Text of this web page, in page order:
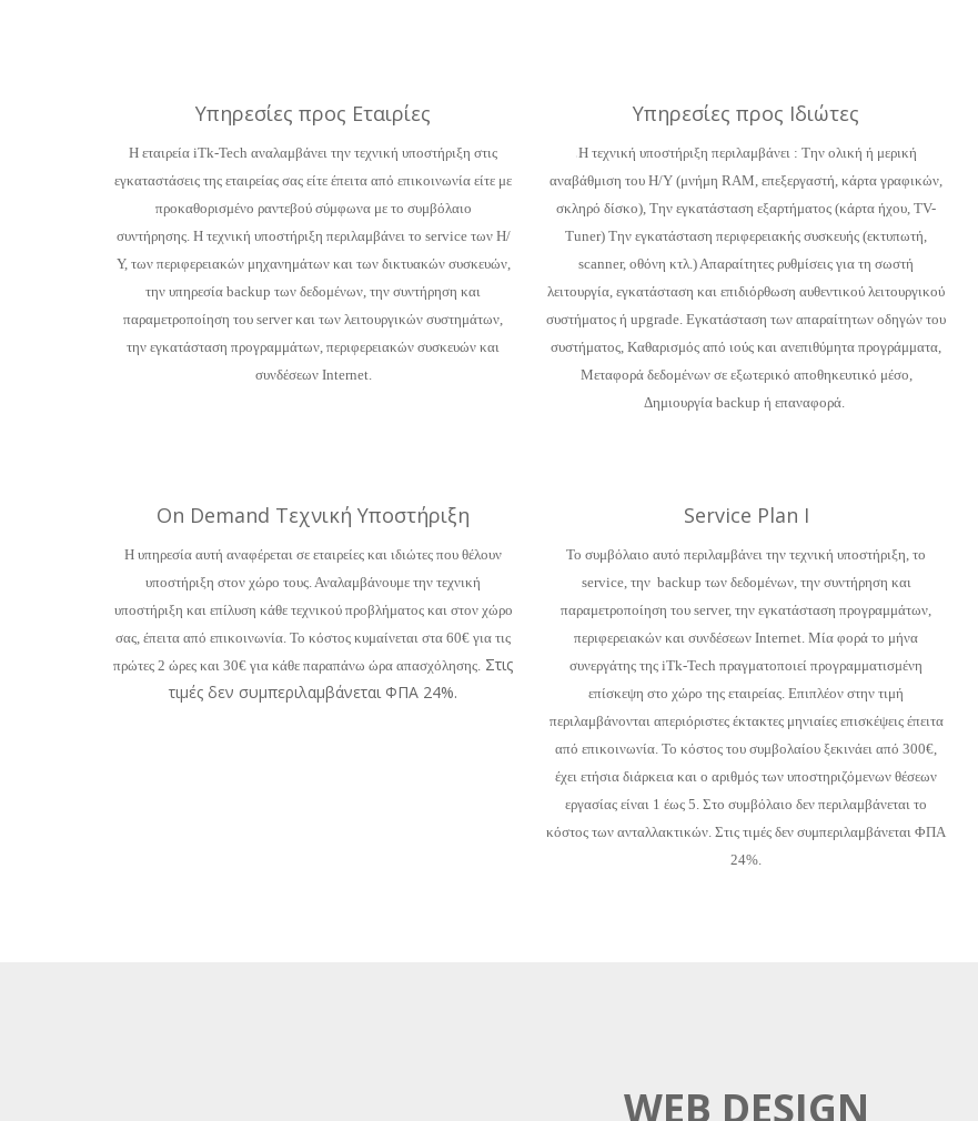
Υπηρεσίες προς Εταιρίες
Η εταιρεία iTk-Tech αναλαμβάνει την τεχνική υποστήριξη στις
εγκαταστάσεις της εταιρείας σας είτε έπειτα από επικοινωνία είτε με
προκαθορισμένο ραντεβού σύμφωνα με το συμβόλαιο
συντήρησης. Η τεχνική υποστήριξη περιλαμβάνει το service των Η/
Υ, των περιφερειακών μηχανημάτων και των δικτυακών συσκευών,
την υπηρεσία backup των δεδομένων, την συντήρηση και
παραμετροποίηση του server και των λειτουργικών συστημάτων,
την εγκατάσταση προγραμμάτων, περιφερειακών συσκευών και
συνδέσεων Internet.
Υπηρεσίες προς Ιδιώτες
.Η τεχνική υποστήριξη περιλαμβάνει : Την ολική ή μερική
αναβάθμιση του Η/Υ (μνήμη RAM, επεξεργαστή, κάρτα γραφικών,
σκληρό δίσκο), Την εγκατάσταση εξαρτήματος (κάρτα ήχου, TV-
Tuner) Την εγκατάσταση περιφερειακής συσκευής (εκτυπωτή,
scanner, οθόνη κτλ.) Απαραίτητες ρυθμίσεις για τη σωστή
λειτουργία, εγκατάσταση και επιδιόρθωση αυθεντικού λειτουργικού
συστήματος ή upgrade. Εγκατάσταση των απαραίτητων οδηγών του
συστήματος, Καθαρισμός από ιούς και ανεπιθύμητα προγράμματα,
Μεταφορά δεδομένων σε εξωτερικό αποθηκευτικό μέσο,
Δημιουργία backup ή επαναφορά.
On Demand Tεχνική Yποστήριξη
Η υπηρεσία αυτή αναφέρεται σε εταιρείες και ιδιώτες που θέλουν
υποστήριξη στον χώρο τους. Αναλαμβάνουμε την τεχνική
υποστήριξη και επίλυση κάθε τεχνικού προβλήματος και στον χώρο
σας, έπειτα από επικοινωνία. Το κόστος κυμαίνεται στα 60€ για τις
πρώτες 2 ώρες και 30€ για κάθε παραπάνω ώρα απασχόλησης. Στις
τιμές δεν συμπεριλαμβάνεται ΦΠΑ 24%.
Service Plan I
Το συμβόλαιο αυτό περιλαμβάνει την τεχνική υποστήριξη, το
service, την backup των δεδομένων, την συντήρηση και
παραμετροποίηση του server, την εγκατάσταση προγραμμάτων,
περιφερειακών και συνδέσεων Internet. Μία φορά το μήνα
συνεργάτης της iTk-Tech πραγματοποιεί προγραμματισμένη
επίσκεψη στο χώρο της εταιρείας. Επιπλέον στην τιμή
περιλαμβάνονται απεριόριστες έκτακτες μηνιαίες επισκέψεις έπειτα
από επικοινωνία. Το κόστος του συμβολαίου ξεκινάει από 300€,
έχει ετήσια διάρκεια και ο αριθμός των υποστηριζόμενων θέσεων
εργασίας είναι 1 έως 5. Στο συμβόλαιο δεν περιλαμβάνεται το
κόστος των ανταλλακτικών. Στις τιμές δεν συμπεριλαμβάνεται ΦΠΑ
24%.
WEB DESIGN